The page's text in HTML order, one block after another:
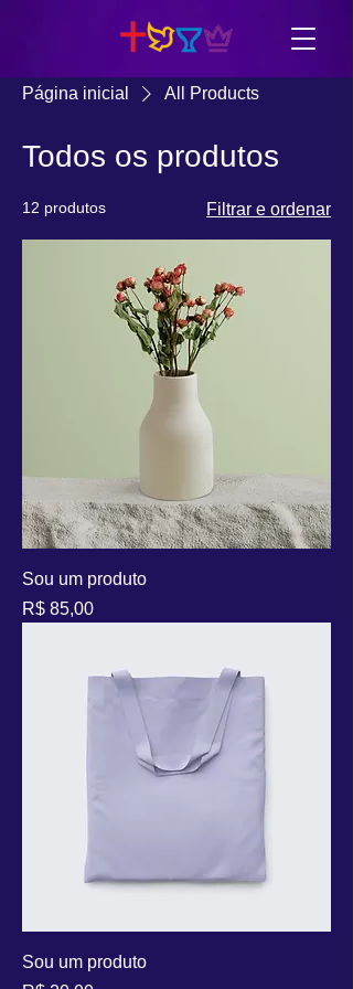
Página inicial All Products
Todos os produtos
12 produtos Filtrar e ordenar
Sou um produto
Preço
R$ 85,00
Sou um produto